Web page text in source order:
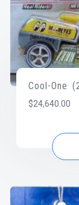
Cool-One
$24,640.00